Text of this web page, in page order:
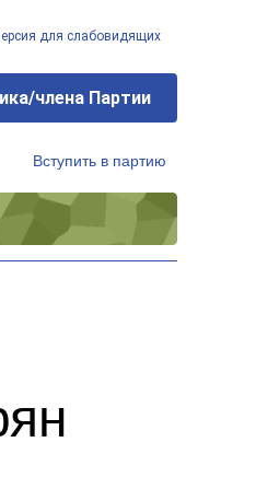
для слабовидящих
члена Партии
Вступить в партию